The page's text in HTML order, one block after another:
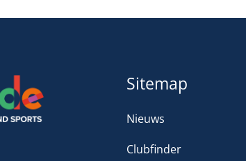
Sitemap
Nieuws
Clubfinder